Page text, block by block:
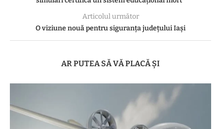
Articolul următor
O viziune nouă pentru siguranța județului Iași
AR PUTEA SĂ VĂ PLACĂ ȘI